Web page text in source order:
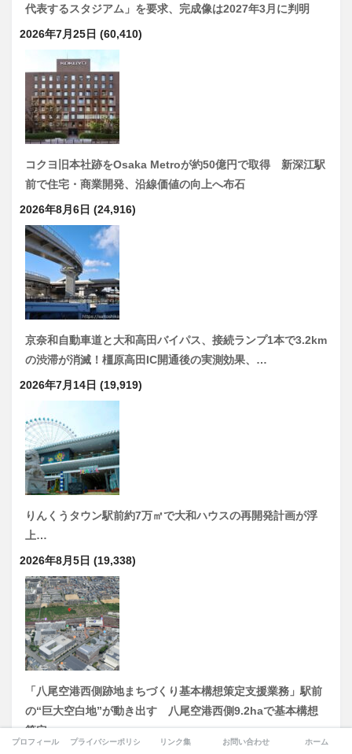
代表するスタジアム」を要求、完成像は2027年3月に判明
2026年7月25日 (60,410)
コクヨ旧本社跡をOsaka Metroが約50億円で取得 新深江駅
前で住宅・商業開発、沿線価値の向上へ布石
2026年8月6日 (24,916)
京奈和自動車道と大和高田バイパス、接続ランプ1本で3.2km
の渋滞が消滅！橿原高田IC開通後の実測効果、…
2026年7月14日 (19,919)
りんくうタウン駅前約7万㎡で大和ハウスの再開発計画が浮
上…
2026年8月5日 (19,338)
「八尾空港西側跡地まちづくり基本構想策定支援業務」駅前
の“巨大空白地”が動き出す 八尾空港西側9.2haで基本構想
策定へ
プロフィール プライバシーポリシー リンク集 お問い合わせ ホーム